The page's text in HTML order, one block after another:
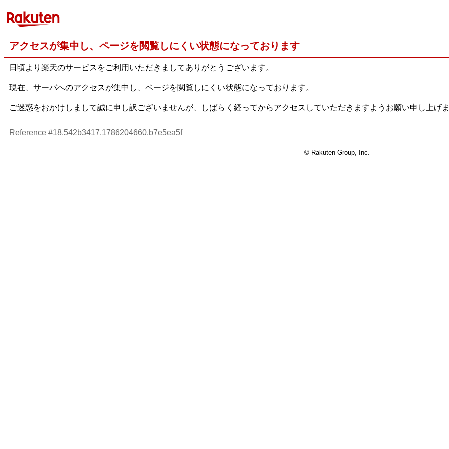
アクセスが集中し、ページを閲覧しにくい状態になっております
日頃より楽天のサービスをご利用いただきましてありがとうございます。
現在、サーバへのアクセスが集中し、ページを閲覧しにくい状態になっております。
ご迷惑をおかけしまして誠に申し訳ございませんが、しばらく経ってからアクセスしていただきますようお願い申し上げ
Reference #18.542b3417.1786204660.b7e5ea5f
© Rakuten Group, Inc.